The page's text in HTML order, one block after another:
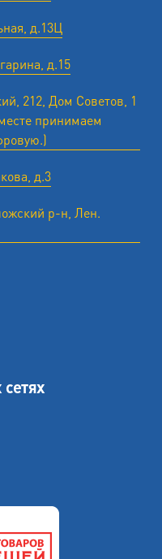
д.13Ц
д.15
212, Дом Советов, 1
принимаем
д.3
р-н, Лен.